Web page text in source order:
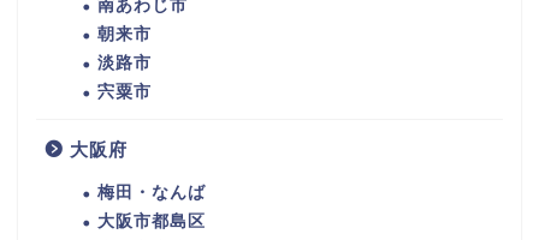
南あわじ市
朝来市
淡路市
宍粟市
大阪府
梅田・なんば
大阪市都島区